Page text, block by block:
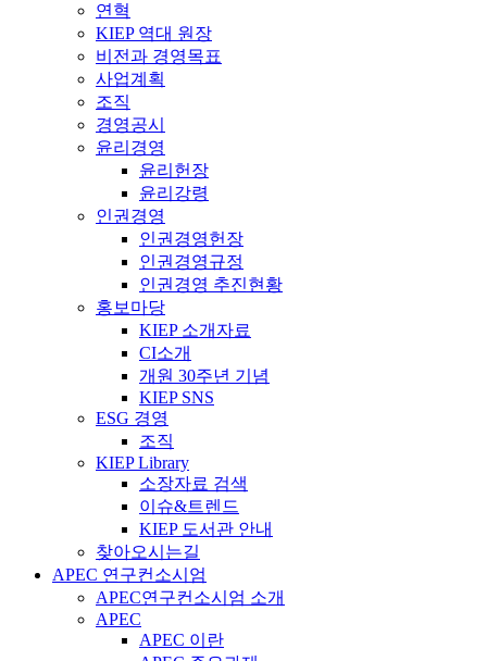
연혁
KIEP 역대 원장
비전과 경영목표
사업계획
조직
경영공시
윤리경영
윤리헌장
윤리강령
인권경영
인권경영헌장
인권경영규정
인권경영 추진현황
홍보마당
KIEP 소개자료
CI소개
개원 30주년 기념
KIEP SNS
ESG 경영
조직
KIEP Library
소장자료 검색
이슈&트렌드
KIEP 도서관 안내
찾아오시는길
APEC 연구컨소시엄
APEC연구컨소시엄 소개
APEC
APEC 이란